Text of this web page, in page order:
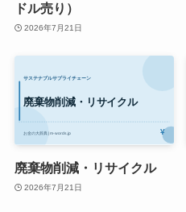
ドル売り）
2026年7月21日
廃棄物削減・リサイクル
2026年7月21日